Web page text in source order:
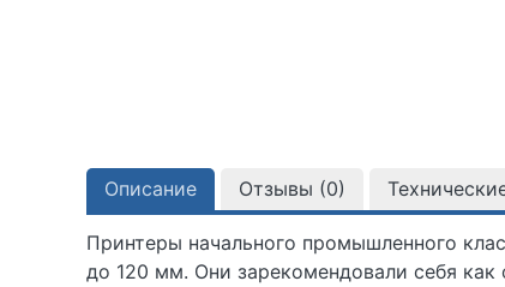
Описание Отзывы (0)
Принтеры начального промышленного
до 120 мм. Они зарекомендовали себя